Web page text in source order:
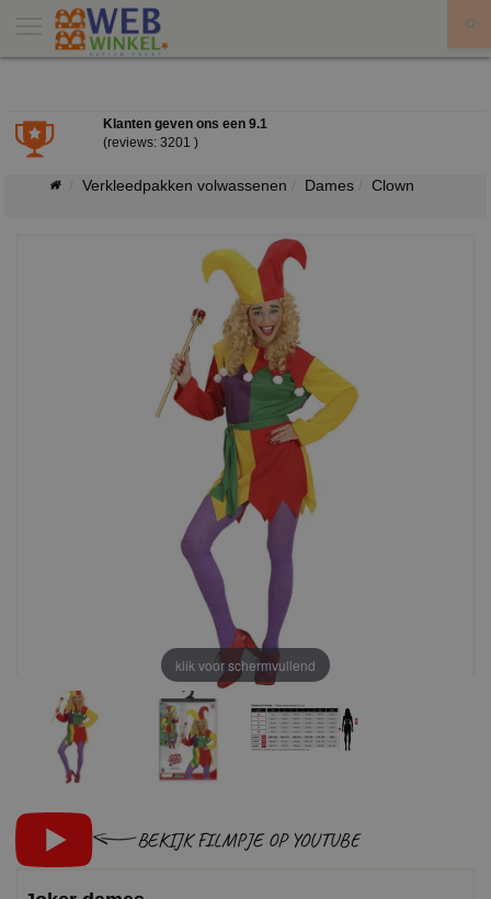
Klanten geven ons een 9.1
(reviews: 3201 )
Verkleedpakken volwassenen Dames Clown
klik voor schermvullend
BEKIJK FILMPJE OP YOUTUBE